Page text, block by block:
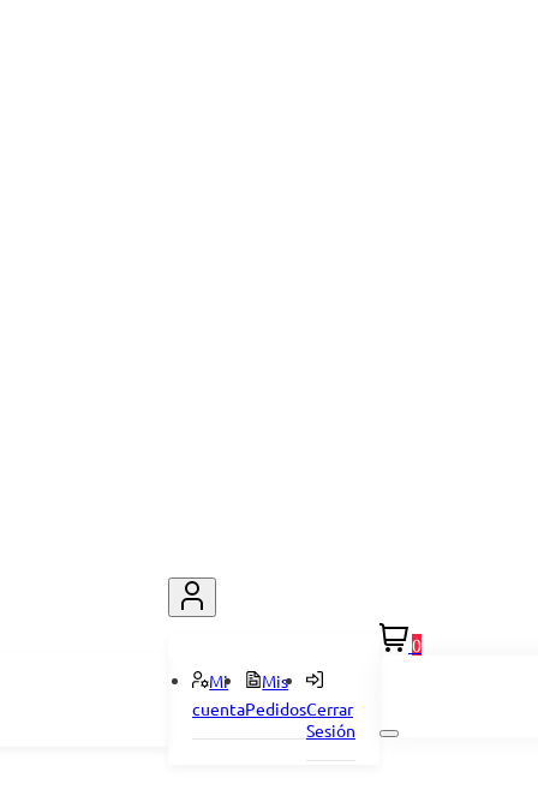
Mi
cuenta
Mis
PedidosCerrar
Sesión
0